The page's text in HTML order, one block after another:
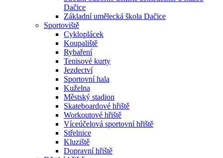
Dačice
Základní umělecká škola Dačice
Sportoviště
Cykloplácek
Koupaliště
Rybaření
Tenisové kurty
Jezdectví
Sportovní hala
Kuželna
Městský stadion
Skateboardové hřiště
Workoutové hřiště
Víceúčelová sportovní hřiště
Střelnice
Kluziště
Dopravní hřiště